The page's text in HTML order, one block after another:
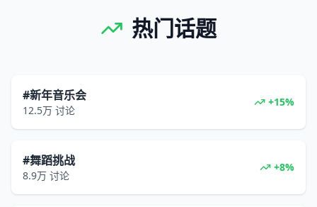
热门话题
#新年音乐会
12.5万 讨论
+15%
#舞蹈挑战
8.9万 讨论
+8%